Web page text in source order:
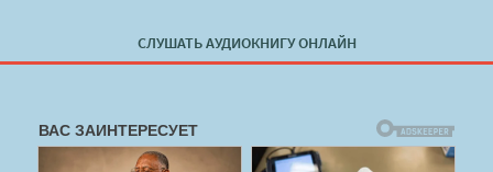
СЛУШАТЬ АУДИОКНИГУ ОНЛАЙН